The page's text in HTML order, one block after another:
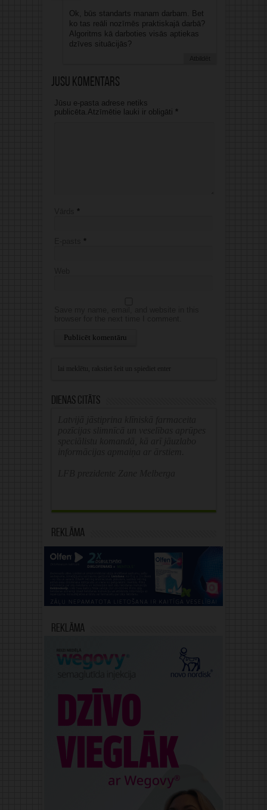
Ok, būs standarts manam darbam. Bet
ko tas reāli nozīmēs praktiskajā darbā?
Algoritms kā darboties visās aptiekas
dzīves situācijās?
Atbildēt
Jūsu komentārs
Jūsu e-pasta adrese netiks
publicēta.Atzīmētie lauki ir obligāti *
*
*
Dienas citāts
Reklāma
Reklāma